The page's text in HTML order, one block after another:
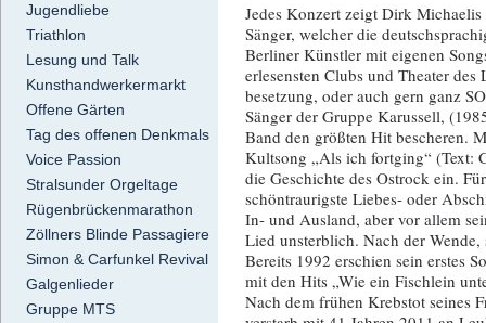
Jugendliebe
Triathlon
Lesung und Talk
Kunsthandwerkermarkt
Offene Gärten
Tag des offenen Denkmals
Voice Passion
Stralsunder Orgeltage
Rügenbrückenmarathon
Zöllners Blinde Passagiere
Simon & Carfunkel Revival
Galgenlieder
Gruppe MTS
Jedes Konzert zeigt Dirk
Sänger, welcher die
Berliner Künstler mit eigenen
erlesensten Clubs und Theater
besetzung, oder auch gern ganz
Sänger der Gruppe Karussell,
Band den größten Hit bescheren.
Kultsong „Als ich fortging“ (Text:
die Geschichte des Ostrock ein.
schöntraurigste Liebes- oder
In- und Ausland, aber vor allem
Lied unsterblich. Nach der
Bereits 1992 erschien sein erstes
mit den Hits „Wie ein Fischlein
Nach dem frühen Krebstot seines